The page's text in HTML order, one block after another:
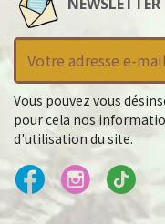
Vous pouvez vous
pour cela nos
d'utilisation du site.